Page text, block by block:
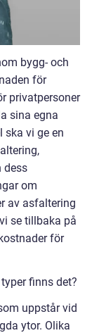
bygg- och
för
privatpersoner
sina egna
ska vi ge en
dess
om
av asfaltering
se tillbaka på
för
finns det?
uppstår vid
ytor. Olika